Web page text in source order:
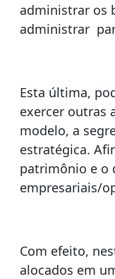
administrar os
administrar
Esta última,
exercer outras
modelo, a
estratégica.
patrimônio e o
empresariais/
Com efeito,
alocados em